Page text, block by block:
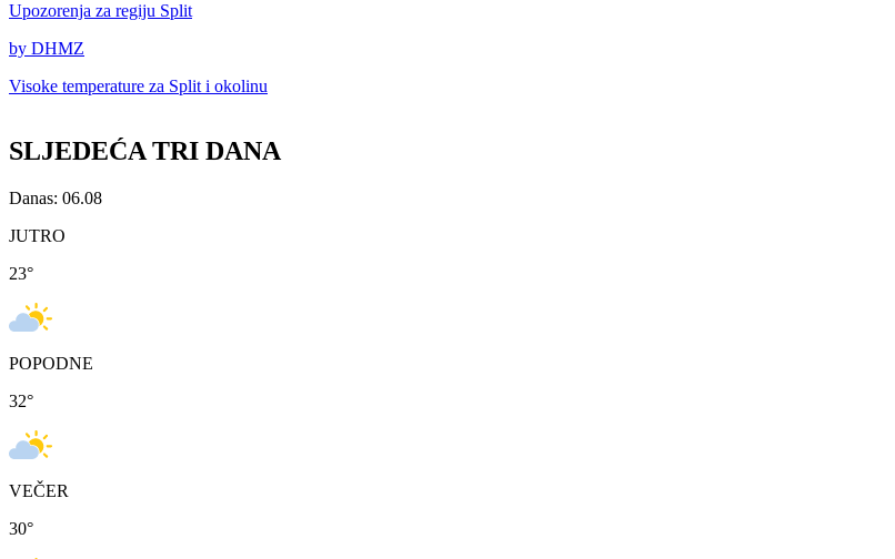
Upozorenja za regiju Split
by DHMZ
Visoke temperature za Split i okolinu
SLJEDEĆA TRI DANA
Danas: 06.08
JUTRO
23°
POPODNE
32°
VEČER
30°